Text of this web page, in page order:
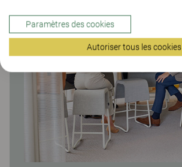
Paramètres des cookies
Autoriser tous les cookies